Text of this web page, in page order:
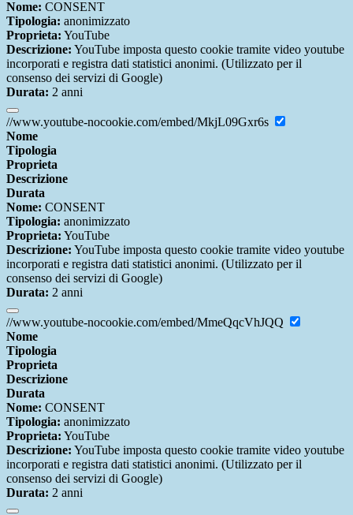
Nome: CONSENT
Tipologia: anonimizzato
Proprieta: YouTube
Descrizione: YouTube imposta questo cookie tramite video youtube
incorporati e registra dati statistici anonimi. (Utilizzato per il
consenso dei servizi di Google)
Durata: 2 anni
//www.youtube-nocookie.com/embed/MkjL09Gxr6s
Nome
Tipologia
Proprieta
Descrizione
Durata
Nome: CONSENT
Tipologia: anonimizzato
Proprieta: YouTube
Descrizione: YouTube imposta questo cookie tramite video youtube
incorporati e registra dati statistici anonimi. (Utilizzato per il
consenso dei servizi di Google)
Durata: 2 anni
//www.youtube-nocookie.com/embed/MmeQqcVhJQQ
Nome
Tipologia
Proprieta
Descrizione
Durata
Nome: CONSENT
Tipologia: anonimizzato
Proprieta: YouTube
Descrizione: YouTube imposta questo cookie tramite video youtube
incorporati e registra dati statistici anonimi. (Utilizzato per il
consenso dei servizi di Google)
Durata: 2 anni